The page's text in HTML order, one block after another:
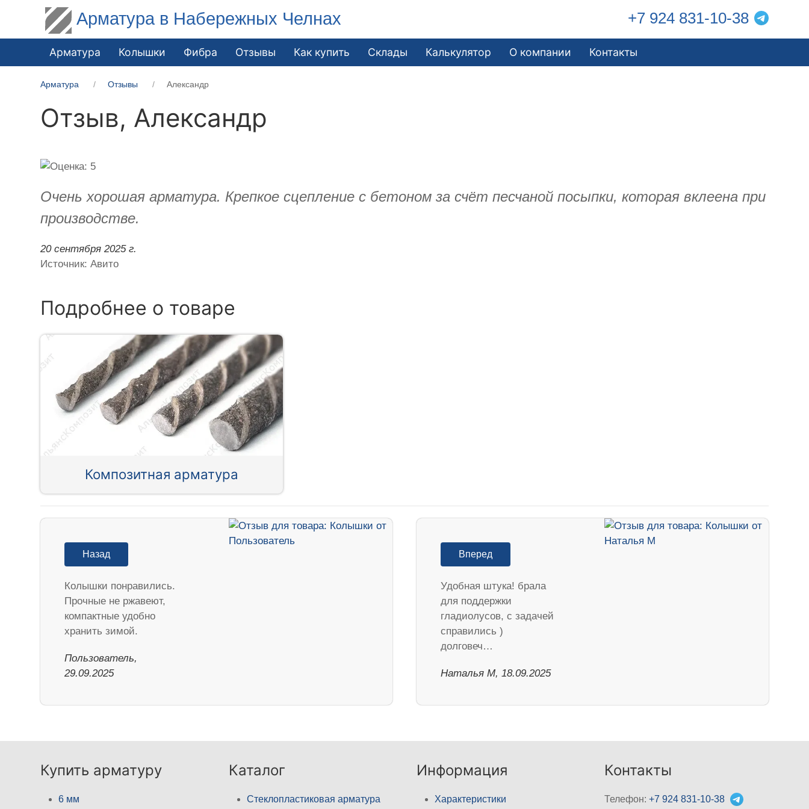
Арматура в Набережных Челнах +7 924 831-10-38
Арматура Колышки Фибра Отзывы Как купить Склады Калькулятор О компании Контакты
Арматура Отзывы Александр
Отзыв, Александр
Очень хорошая арматура. Крепкое сцепление с бетоном за счёт песчаной посыпки, которая вклеена при
производстве.
20 сентября 2025 г.
Источник: Авито
Подробнее о товаре
Композитная арматура
Назад
Колышки понравились.
Прочные не ржавеют,
компактные удобно
хранить зимой.
Пользователь,
29.09.2025
Вперед
Удобная штука! брала
для поддержки
гладиолусов, с задачей
справились )
долговеч…
Наталья М, 18.09.2025
Купить арматуру
6 мм
Каталог
Стеклопластиковая арматура
Информация
Характеристики
Контакты
Телефон:+7 924 831-10-38